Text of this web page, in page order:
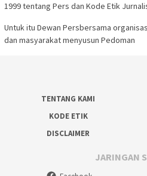
1999 tentang Pers dan Kode Etik
Untuk itu Dewan Persbersama
dan masyarakat menyusun Pedoman
TENTANG KAMI
KODE ETIK
DISCLAIMER
JARINGAN